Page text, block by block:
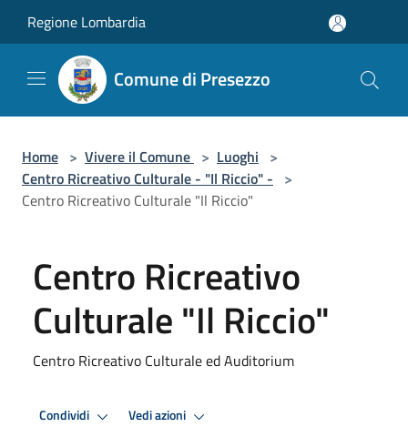
Regione Lombardia
Comune di Presezzo
Home > Vivere il Comune > Luoghi >
Centro Ricreativo Culturale - "Il Riccio" - >
Centro Ricreativo Culturale "Il Riccio"
Centro Ricreativo
Culturale "Il Riccio"
Centro Ricreativo Culturale ed Auditorium
Condividi Vedi azioni